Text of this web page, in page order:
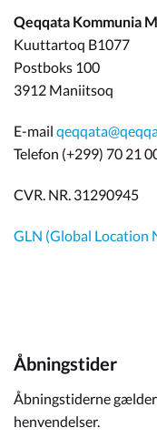
Qeqqata Kommunia
Kuuttartoq B1077
Postboks 100
3912 Maniitsoq
E-mail
Telefon (+299) 70 21
CVR. NR. 31290945
GLN (Global Location
Åbningstider
Åbningstiderne
henvendelser.